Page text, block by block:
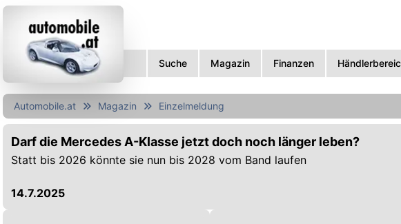
Suche Magazin Finanzen
Automobile.at Magazin Einzelmeldung
Darf die Mercedes A-Klasse jetzt doch noch länger leben?
Statt bis 2026 könnte sie nun bis 2028 vom Band laufen
14.7.2025